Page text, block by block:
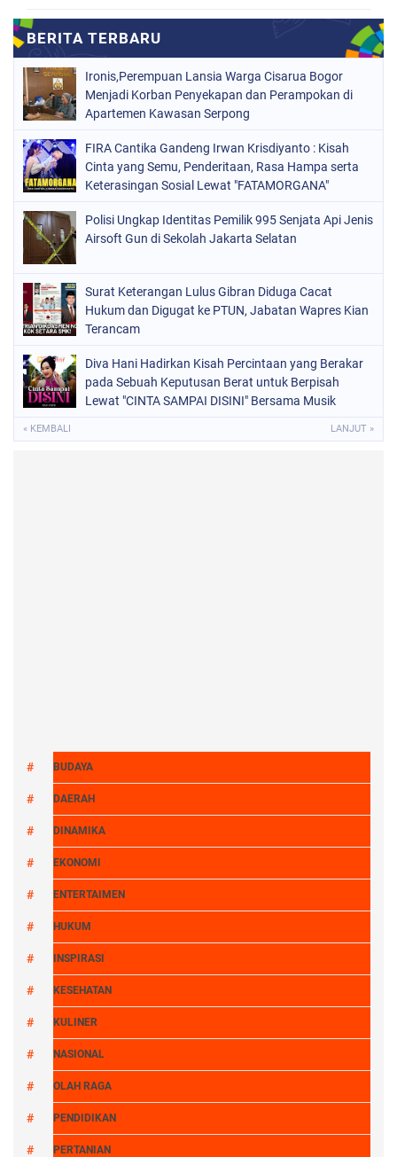
Ironis,Perempuan Lansia Warga Cisarua Bogor
Menjadi Korban Penyekapan dan Perampokan di
Apartemen Kawasan Serpong
FIRA Cantika Gandeng Irwan Krisdiyanto : Kisah
Cinta yang Semu, Penderitaan, Rasa Hampa serta
Keterasingan Sosial Lewat "FATAMORGANA"
Polisi Ungkap Identitas Pemilik 995 Senjata Api Jenis
Airsoft Gun di Sekolah Jakarta Selatan
Surat Keterangan Lulus Gibran Diduga Cacat
Hukum dan Digugat ke PTUN, Jabatan Wapres Kian
Terancam
Diva Hani Hadirkan Kisah Percintaan yang Berakar
pada Sebuah Keputusan Berat untuk Berpisah
Lewat "CINTA SAMPAI DISINI" Bersama Musik
« KEMBALI LANJUT »
BUDAYA
DAERAH
DINAMIKA
EKONOMI
ENTERTAIMEN
HUKUM
INSPIRASI
KESEHATAN
KULINER
NASIONAL
OLAH RAGA
PENDIDIKAN
PERTANIAN